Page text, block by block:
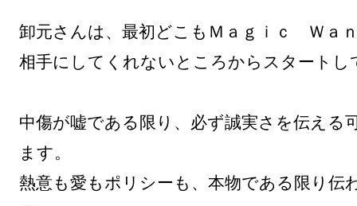
卸元さんは、最初どこもＭａｇｉｃ　Ｗａ
相手にしてくれないところからスタートし
中傷が嘘である限り、必ず誠実さを伝える
ます。
熱意も愛もポリシーも、本物である限り伝